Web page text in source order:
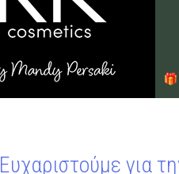
Ευχαριστούμε για